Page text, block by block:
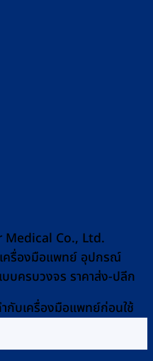
Co., Ltd.
ครื่องมือแพทย์ อุปกรณ์
บครบวงจร ราคาส่ง-ปลีก
ำกับเครื่องมือแพทย์ก่อนใช้